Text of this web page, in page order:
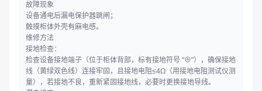
故障现象
设备通电后漏电保护器跳闸；
触摸柜体外壳有麻电感。
维修方法
接地检查：
检查设备接地端子（位于柜体背部，标有接地符号 “⊕”），确保接地
线（黄绿双色线）连接牢固，且接地电阻≤4Ω（用接地电阻测试仪测
量），若接地不良，重新紧固接地线，必要时更换接地导线。